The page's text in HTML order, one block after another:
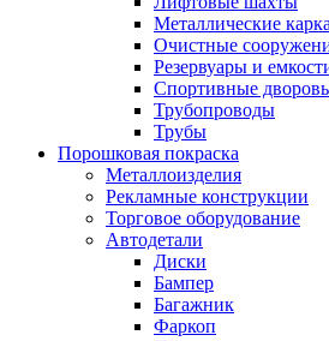
Металлические
Очистные
Резервуары и
Спортивные
Трубопроводы
Трубы
Порошковая покраска
Металлоизделия
Рекламные конструкции
Торговое оборудование
Автодетали
Диски
Бампер
Багажник
Фаркоп